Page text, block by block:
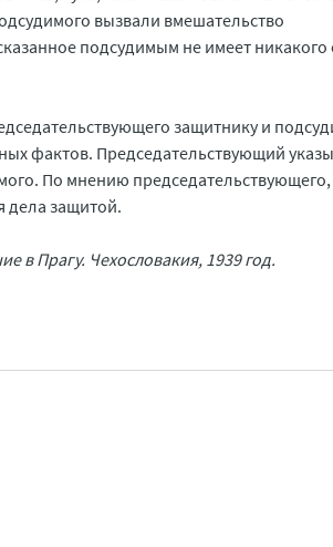
вызвали вмешательство
подсудимым не имеет
защитнику и
фактов. Председательствующий
По мнению председательствующего,
дела защитой.
в Прагу. Чехословакия, 1939 год.